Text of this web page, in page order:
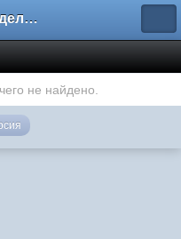
Форум владельцев интернет-магазинов
не найдено.